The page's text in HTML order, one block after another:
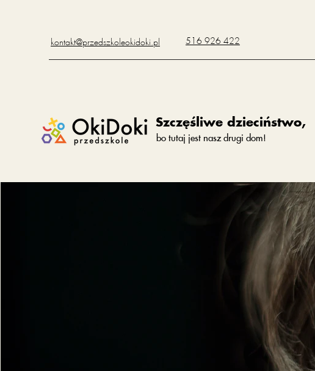
kontakt@przedszkoleokidoki.pl 516 926 422
Szczęśliwe dzieciństwo,
bo tutaj jest nasz drugi dom!